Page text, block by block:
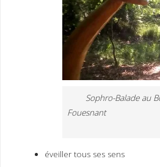
Sophro-Balade au
Fouesnant
éveiller tous